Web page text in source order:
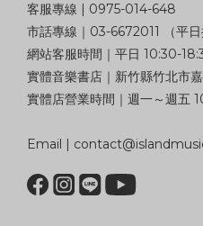
客服專線 | 0975-014-648
市話專線｜03-6672011 （平日
網站客服時間｜平日 10:30-
實體音樂書店｜新竹縣竹北市
實體店營業時間｜週一～週五
Email |